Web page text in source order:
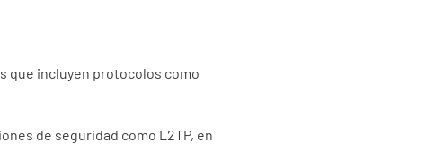
que incluyen protocolos como
de seguridad como L2TP, en